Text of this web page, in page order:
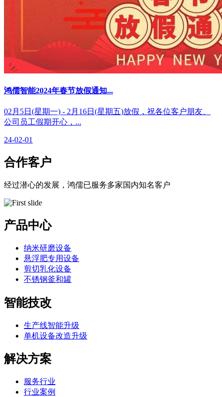
鸿儒智能2024年春节放假通知...
02月5日(星期一) - 2月16日(星期五)放假，祝各位客户朋友、
公司员工假期开心，...
24-02-01
合作客户
经过潜心的发展，鸿儒已服务多家国内知名客户
产品中心
纳米研磨设备
悬浮肥专用设备
剪切乳化设备
不锈钢釜和罐
智能技改
生产线智能升级
单机设备改造升级
解决方案
服务行业
行业案例